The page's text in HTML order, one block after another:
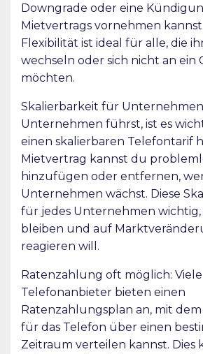
Downgrade oder eine
Mietvertrags vornehmen
Flexibilität ist ideal für alle, die
wechseln oder sich nicht an ein
möchten.
Skalierbarkeit für
Unternehmen führst, ist es
einen skalierbaren Telefontarif
Mietvertrag kannst du
hinzufügen oder entfernen,
Unternehmen wächst. Diese
für jedes Unternehmen wichtig,
bleiben und auf
reagieren will.
Ratenzahlung oft möglich: Viele
Telefonanbieter bieten einen
Ratenzahlungsplan an, mit
für das Telefon über einen
Zeitraum verteilen kannst. Dies